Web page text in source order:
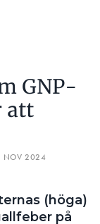
GNP-
att
NOV 2024
(höga)
på